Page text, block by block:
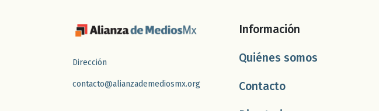
Dirección
contacto@alianzademediosmx.org
Información
Quiénes somos
Contacto